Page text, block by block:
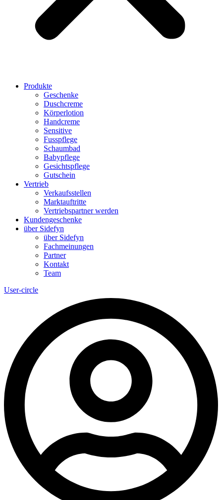
Produkte
Geschenke
Duschcreme
Körperlotion
Handcreme
Sensitive
Fusspflege
Schaumbad
Babypflege
Gesichtspflege
Gutschein
Vertrieb
Verkaufsstellen
Marktauftritte
Vertriebspartner werden
Kundengeschenke
über Sidefyn
über Sidefyn
Fachmeinungen
Partner
Kontakt
Team
User-circle